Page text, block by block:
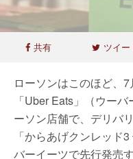
共有 ツイー
ローソンはこのほど、
「Uber Eats」（ウー
ーソン店舗で、デリバ
「からあげクンレッド
バーイーツで先行発売